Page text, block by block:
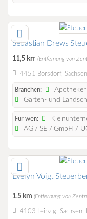
Sebastian Drews
11,5 km (Entfernung von
4451 Borsdorf,
Branchen: Apotheker
Garten- und
Für wen:
AG / SE / GmbH /
Evelyn Voigt
1,5 km (Entfernung von
4103 Leipzig, Sachsen,